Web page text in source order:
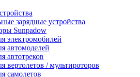
зарядные устройства
Sunpadow
электромобилей
автомоделей
автотреков
вертолетов / мультироторов
самолетов